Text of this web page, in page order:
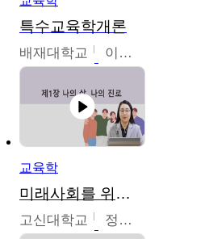
특수교육학개론
배재대학교 이현주
교육학
미래사회를 위한 진로 탐색 및 설계
고신대학교 정주영